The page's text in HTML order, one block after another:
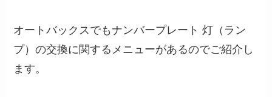
オートバックスでもナンバープレート 灯（ラン
プ）の交換に関するメニューがあるのでご紹介し
ます。